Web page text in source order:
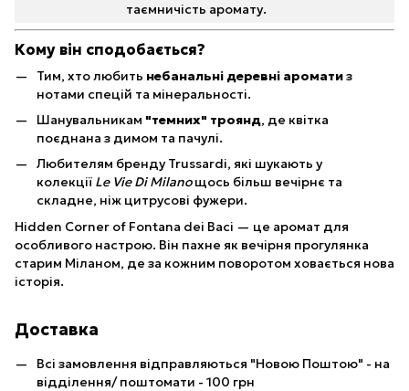
таємничість аромату.
Кому він сподобається?
Тим, хто любить небанальні деревні ароматиз
нотами спецій та мінеральності.
Шанувальникам "темних" троянд, де квітка
поєднана з димом та пачулі.
Любителям бренду Trussardi, які шукають у
колекції Le Vie Di Milanoщось більш вечірнє та
складне, ніж цитрусові фужери.
Hidden Corner of Fontana dei Baci — це аромат для
особливого настрою. Він пахне як вечірня прогулянка
старим Міланом, де за кожним поворотом ховається нова
історія.
Доставка
Всі замовлення відправляються "Новою Поштою" - на
відділення/ поштомати - 100 грн